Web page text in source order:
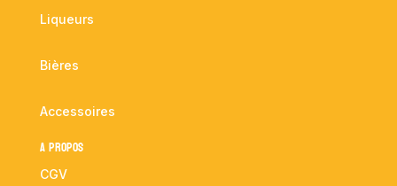
Liqueurs
Bières
Accessoires
A propos
CGV